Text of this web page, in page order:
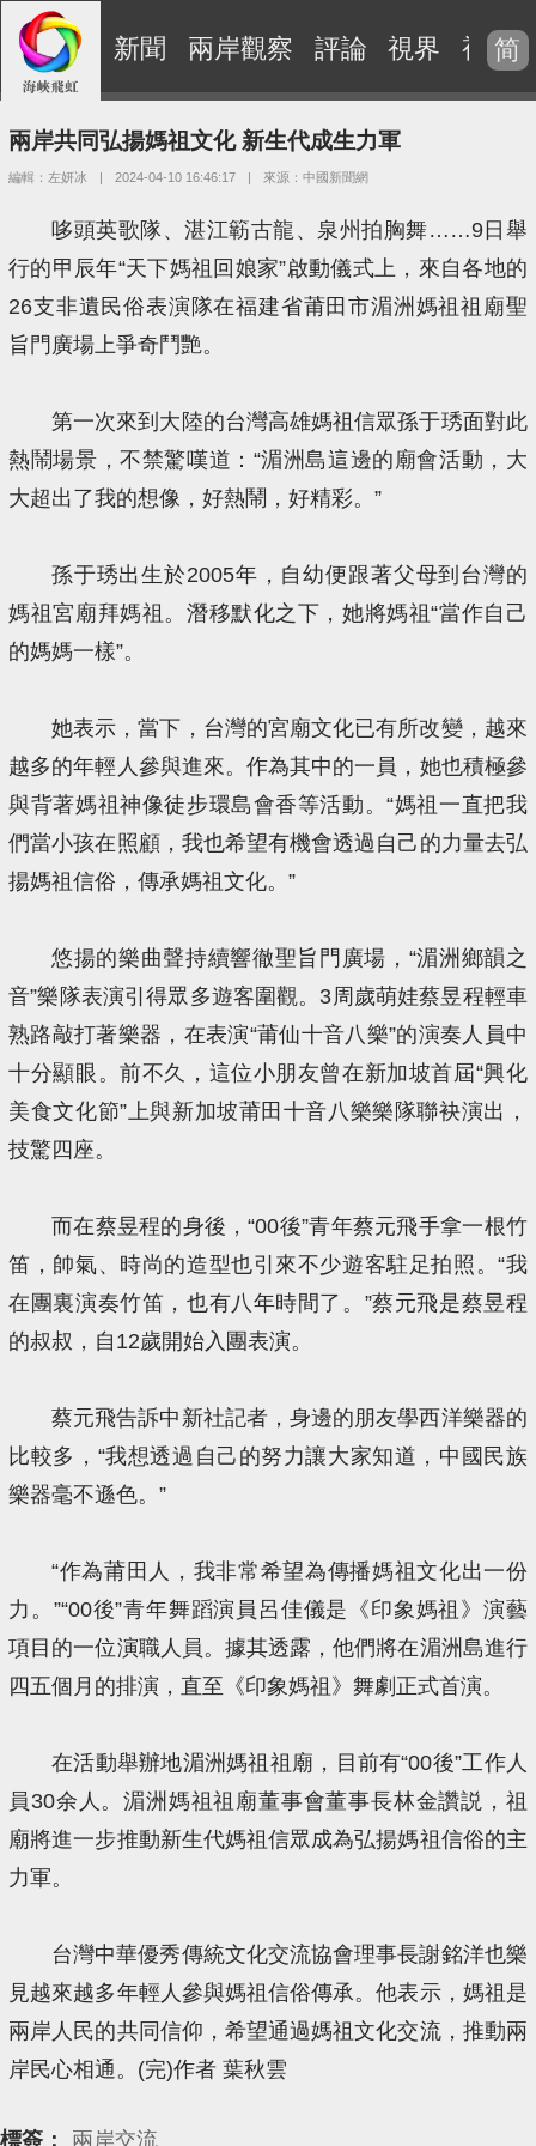
新聞 兩岸觀察 評論 視界 視頻
简
兩岸共同弘揚媽祖文化 新生代成生力軍
編輯：左妍冰 | 2024-04-10 16:46:17 | 來源：中國新聞網
哆頭英歌隊、湛江簕古龍、泉州拍胸舞……9日舉
行的甲辰年“天下媽祖回娘家”啟動儀式上，來自各地的
26支非遺民俗表演隊在福建省莆田市湄洲媽祖祖廟聖
旨門廣場上爭奇鬥艷。
第一次來到大陸的台灣高雄媽祖信眾孫于琇面對此
熱鬧場景，不禁驚嘆道：“湄洲島這邊的廟會活動，大
大超出了我的想像，好熱鬧，好精彩。”
孫于琇出生於2005年，自幼便跟著父母到台灣的
媽祖宮廟拜媽祖。潛移默化之下，她將媽祖“當作自己
的媽媽一樣”。
她表示，當下，台灣的宮廟文化已有所改變，越來
越多的年輕人參與進來。作為其中的一員，她也積極參
與背著媽祖神像徒步環島會香等活動。“媽祖一直把我
們當小孩在照顧，我也希望有機會透過自己的力量去弘
揚媽祖信俗，傳承媽祖文化。”
悠揚的樂曲聲持續響徹聖旨門廣場，“湄洲鄉韻之
音”樂隊表演引得眾多遊客圍觀。3周歲萌娃蔡昱程輕車
熟路敲打著樂器，在表演“莆仙十音八樂”的演奏人員中
十分顯眼。前不久，這位小朋友曾在新加坡首屆“興化
美食文化節”上與新加坡莆田十音八樂樂隊聯袂演出，
技驚四座。
而在蔡昱程的身後，“00後”青年蔡元飛手拿一根竹
笛，帥氣、時尚的造型也引來不少遊客駐足拍照。“我
在團裏演奏竹笛，也有八年時間了。”蔡元飛是蔡昱程
的叔叔，自12歲開始入團表演。
蔡元飛告訴中新社記者，身邊的朋友學西洋樂器的
比較多，“我想透過自己的努力讓大家知道，中國民族
樂器毫不遜色。”
“作為莆田人，我非常希望為傳播媽祖文化出一份
力。”“00後”青年舞蹈演員呂佳儀是《印象媽祖》演藝
項目的一位演職人員。據其透露，他們將在湄洲島進行
四五個月的排演，直至《印象媽祖》舞劇正式首演。
在活動舉辦地湄洲媽祖祖廟，目前有“00後”工作人
員30余人。湄洲媽祖祖廟董事會董事長林金讚説，祖
廟將進一步推動新生代媽祖信眾成為弘揚媽祖信俗的主
力軍。
台灣中華優秀傳統文化交流協會理事長謝銘洋也樂
見越來越多年輕人參與媽祖信俗傳承。他表示，媽祖是
兩岸人民的共同信仰，希望通過媽祖文化交流，推動兩
岸民心相通。(完)作者 葉秋雲
標簽： 兩岸交流